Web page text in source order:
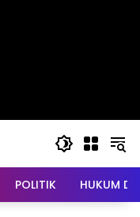
POLITIK HUKUM